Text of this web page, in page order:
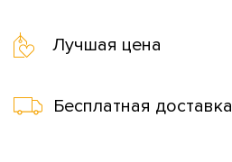
Лучшая цена
Бесплатная доставка